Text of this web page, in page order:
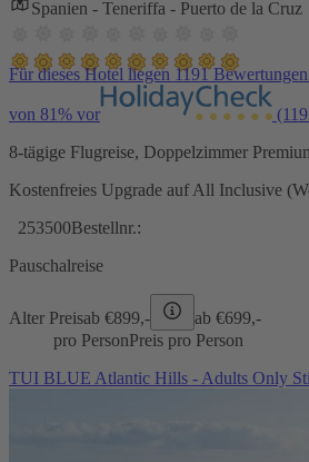
Spanien - Teneriffa - Puerto de la Cruz
Für dieses Hotel liegen 1191
von 81% vor
8-tägige Flugreise, Doppelzimmer
Kostenfreies Upgrade auf All Inclusive
253500Bestellnr.:
Pauschalreise
Alter Preisab €899,- ab €699,-
pro PersonPreis pro Person
TUI BLUE Atlantic Hills - Adults Only